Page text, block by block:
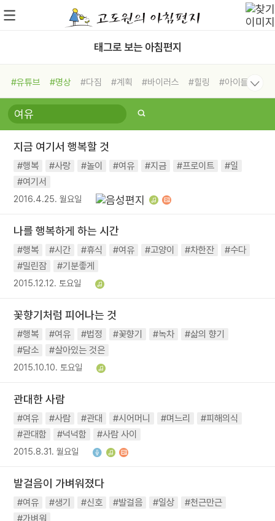
태그로 보는 아침편지
#유튜브 #명상 #다짐 #계획 #바이러스 #힐링
#아이들
#비전캠프
#독서캠프 #삶
#희망
#나눔 #친구 #링컨학교
#독서
#건강 #면역력
지금 여기서 행복할 것
#행복 #사랑 #놀이 #여유 #지금 #프로이트
#일
#여기서
2016.4.25. 월요일
나를 행복하게 하는 시간
#행복 #시간 #휴식 #여유 #고양이 #차한잔
#수다
#밀린잠
#기분좋게
2015.12.12. 토요일
꽃향기처럼 피어나는 것
#행복 #여유 #법정 #꽃향기 #녹차
#삶의 향기
#담소
#살아있는 것은
2015.10.10. 토요일
관대한 사람
#여유 #사람 #관대 #시어머니 #며느리
#피해의식
#관대함
#넉넉함 #사람 사이
2015.8.31. 월요일
발걸음이 가벼워졌다
#여유 #생기 #신호 #발걸음 #일상
#천근만근
#가벼워